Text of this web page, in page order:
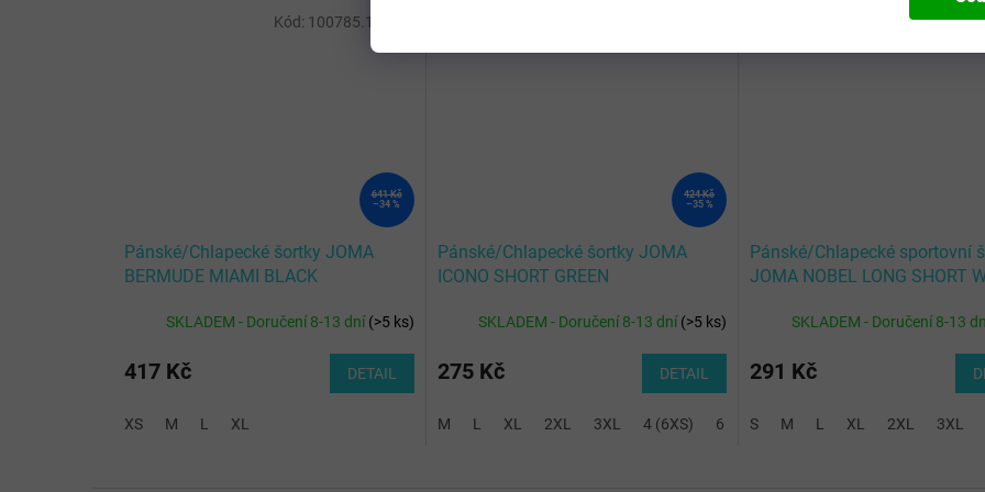
641 Kč
–34 %
Pánské/Chlapecké šortky JOMA
BERMUDE MIAMI BLACK
SKLADEM - Doručení 8-13 dní(>5 ks)
417 Kč DETAIL
XS M L XL
Kód: 100785.100-XS
424 Kč
–35 %
Pánské/Chlapecké šortky JOMA
ICONO SHORT GREEN
SKLADEM - Doručení 8-13 dní(>5 ks)
275 Kč DETAIL
M L XL 2XL 3XL 4 (6XS) 6 (5XS) 8 (4XS) 10 (3XS)
Pánské/Chlapecké sportovní
JOMA NOBEL LONG SHORT
SKLADEM - Doručení 8-13
291 Kč
S M L XL 2XL 3XL
Kód: